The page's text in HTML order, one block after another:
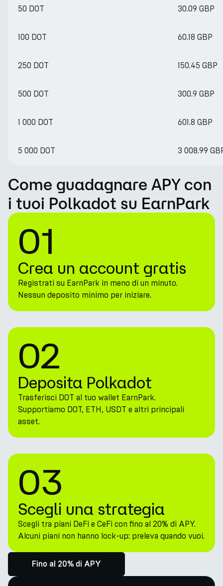
50 DOT 30.09 GBP
100 DOT 60.18 GBP
250 DOT 150.45 GBP
500 DOT 300.9 GBP
1 000 DOT 601.8 GBP
5 000 DOT 3 008.99
Come guadagnare APY con
i tuoi Polkadot su EarnPark
01
Crea un account gratis
Registrati su EarnPark in meno di un minuto.
Nessun deposito minimo per iniziare.
02
Deposita Polkadot
Trasferisci DOT al tuo wallet EarnPark.
Supportiamo DOT, ETH, USDT e altri principali
asset.
03
Scegli una strategia
Scegli tra piani DeFi e CeFi con fino al 20% di APY.
Alcuni piani non hanno lock-up: preleva quando vuoi.
Fino al 20% di APY